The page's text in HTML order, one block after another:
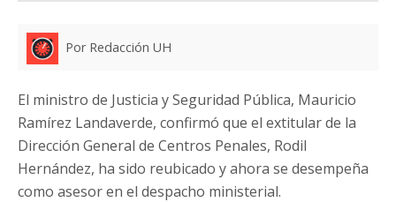
Por Redacción UH
El ministro de Justicia y Seguridad Pública, Mauricio
Ramírez Landaverde, confirmó que el extitular de la
Dirección General de Centros Penales, Rodil
Hernández, ha sido reubicado y ahora se desempeña
como asesor en el despacho ministerial.